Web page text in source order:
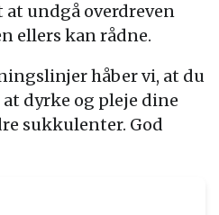
undgå overdreven
ellers kan rådne.
håber vi, at du
dyrke og pleje dine
sukkulenter. God